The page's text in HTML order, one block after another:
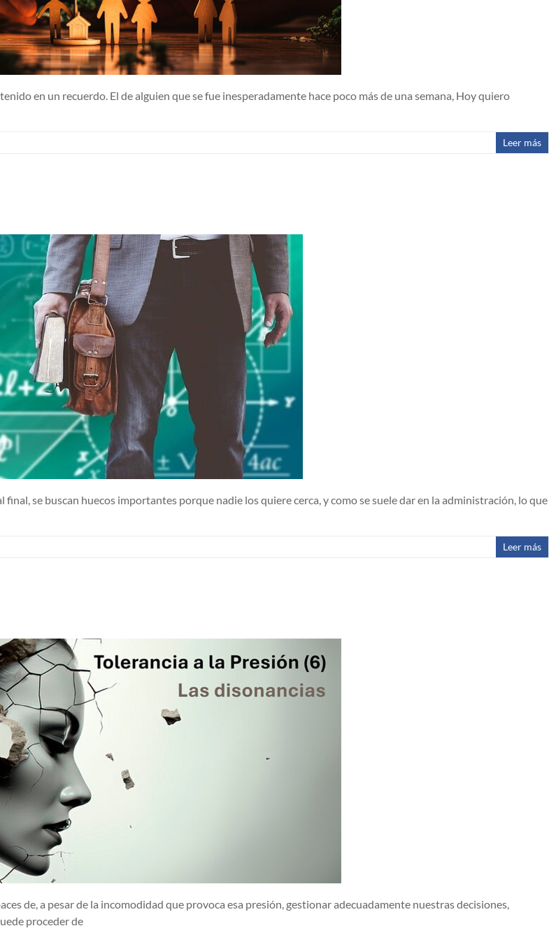
en un recuerdo. El de alguien que se fue inesperadamente hace poco más de una semana, Hoy quiero
Leer más
se buscan huecos importantes porque nadie los quiere cerca, y como se suele dar en la administración, lo que
Leer más
de, a pesar de la incomodidad que provoca esa presión, gestionar adecuadamente nuestras decisiones,
proceder de